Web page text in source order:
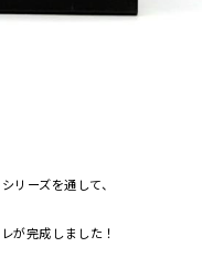
ーズを通して、
が完成しました！